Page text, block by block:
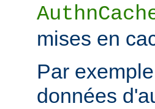
mises en
Par
données